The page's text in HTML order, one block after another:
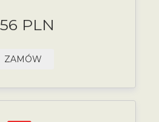
PLN
ZAMÓW